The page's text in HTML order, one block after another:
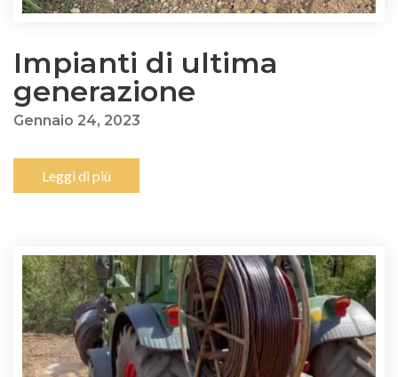
Impianti di ultima
generazione
Gennaio 24, 2023
Leggi di più